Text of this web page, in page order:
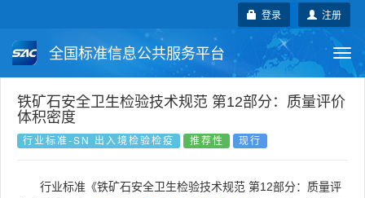
注册
登录
全国标准信息公共服务平台
国家标准 行业标准 地方标准
团体标准 企业标准
国外标准 技术委员会
铁矿石安全卫生检验技术规范 第12部分：质量评价
体积密度
行业标准-SN 出入境检验检疫 推荐性 现行
行业标准《铁矿石安全卫生检验技术规范 第12部分：质量评